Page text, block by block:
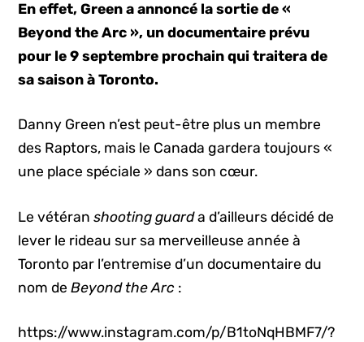
En effet, Green a annoncé la sortie de «
Beyond the Arc », un documentaire prévu
pour le 9 septembre prochain qui traitera de
sa saison à Toronto.
Danny Green n’est peut-être plus un membre
des Raptors, mais le Canada gardera toujours «
une place spéciale » dans son cœur.
Le vétéranshooting guarda d’ailleurs décidé de
lever le rideau sur sa merveilleuse année à
Toronto par l’entremise d’un documentaire du
nom deBeyond the Arc :
https://www.instagram.com/p/B1toNqHBMF7/?